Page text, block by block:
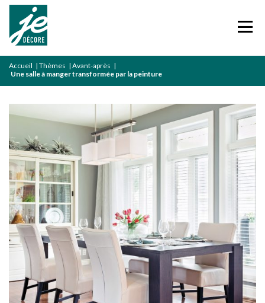
Accueil | Thèmes | Avant-après |
Une salle à manger transformée par la peinture